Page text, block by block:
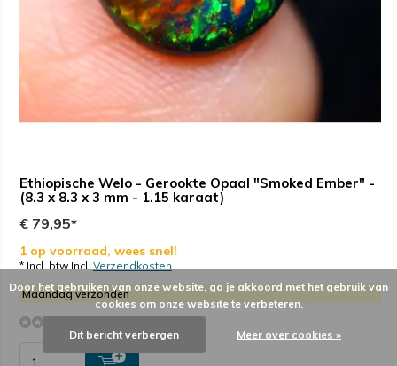
Ethiopische Welo - Gerookte Opaal "Smoked Ember" -
(8.3 x 8.3 x 3 mm - 1.15 karaat)
€ 79,95*
1 op voorraad, wees snel!
* Incl. btw Incl.Verzendkosten
Maandag verzonden
Door het gebruiken van onze website, ga je akkoord met het gebruik van
cookies om onze website te verbeteren.
Dit bericht verbergen Meer over cookies »